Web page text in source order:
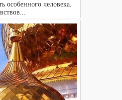
особенного человека.